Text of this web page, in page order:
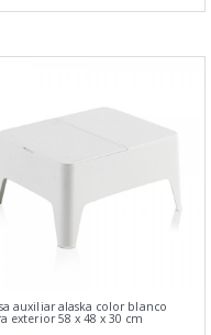
auxiliar alaska color blanco
exterior 58 x 48 x 30 cm